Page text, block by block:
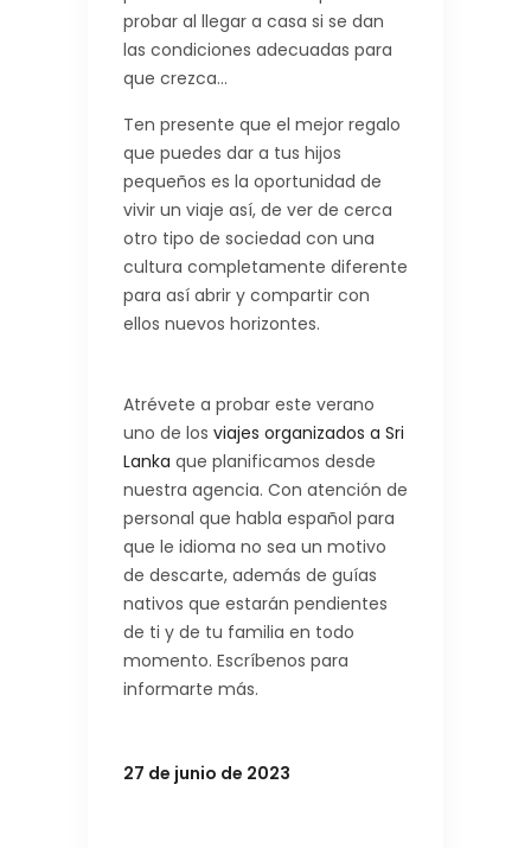
probar al llegar a casa si se dan
las condiciones adecuadas para
que crezca…
Ten presente que el mejor regalo
que puedes dar a tus hijos
pequeños es la oportunidad de
vivir un viaje así, de ver de cerca
otro tipo de sociedad con una
cultura completamente diferente
para así abrir y compartir con
ellos nuevos horizontes.
Atrévete a probar este verano
uno de los viajes organizados a Sri
Lanka que planificamos desde
nuestra agencia. Con atención de
personal que habla español para
que le idioma no sea un motivo
de descarte, además de guías
nativos que estarán pendientes
de ti y de tu familia en todo
momento. Escríbenos para
informarte más.
27 de junio de 2023